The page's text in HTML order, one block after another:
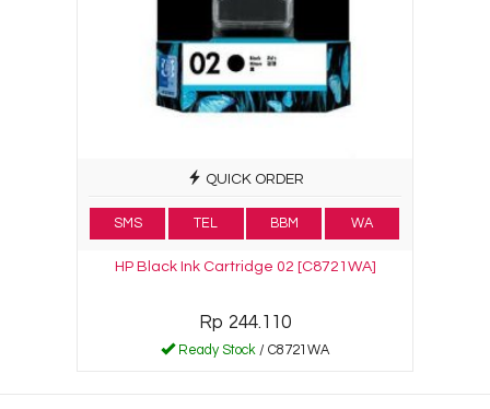
QUICK ORDER
SMS TEL BBM WA
HP Black Ink Cartridge 02 [C8721WA]
Rp 244.110
Ready Stock / C8721WA